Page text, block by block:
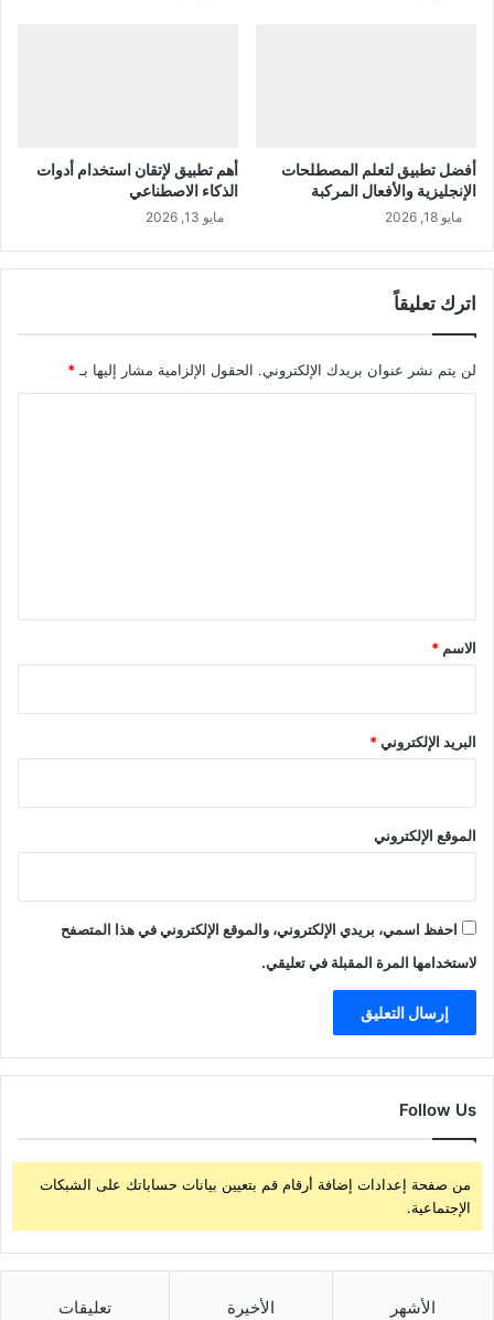
أفضل تطبيق لتعلم المصطلحات
الإنجليزية والأفعال المركبة
مايو 18, 2026
أهم تطبيق لإتقان استخدام أدوات
الذكاء الاصطناعي
مايو 13, 2026
اترك تعليقاً
لن يتم نشر عنوان بريدك الإلكتروني. الحقول الإلزامية مشار إليها بـ*
*
الاسم *
البريد الإلكتروني*
الموقع الإلكتروني
احفظ اسمي، بريدي الإلكتروني، والموقع الإلكتروني في هذا المتصفح
لاستخدامها المرة المقبلة في تعليقي.
Follow Us
من صفحة إعدادات إضافة أرقام قم بتعيين بيانات حساباتك على الشبكات
الإجتماعية.
الأشهر الأخيرة تعليقات